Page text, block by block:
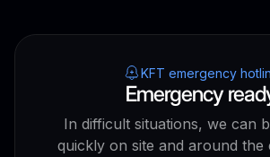
KFT emergency
Emergency
In difficult situations, we can
quickly on site and around the